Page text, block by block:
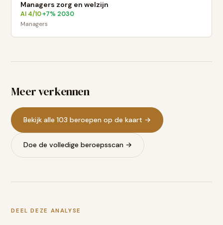
Managers zorg en welzijn
AI 4/10·+7% 2030
Managers
Meer verkennen
Bekijk alle 103 beroepen op de kaart →
Doe de volledige beroepsscan →
DEEL DEZE ANALYSE